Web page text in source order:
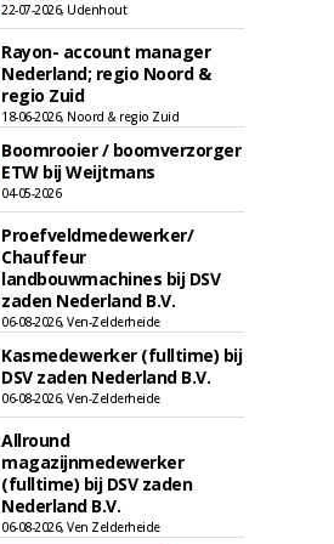
22-07-2026, Udenhout
Rayon- account manager
Nederland; regio Noord &
regio Zuid
18-06-2026, Noord & regio Zuid
Boomrooier / boomverzorger
ETW bij Weijtmans
04-05-2026
Proefveldmedewerker/
Chauffeur
landbouwmachines bij DSV
zaden Nederland B.V.
06-08-2026, Ven-Zelderheide
Kasmedewerker (fulltime) bij
DSV zaden Nederland B.V.
06-08-2026, Ven-Zelderheide
Allround
magazijnmedewerker
(fulltime) bij DSV zaden
Nederland B.V.
06-08-2026, Ven Zelderheide